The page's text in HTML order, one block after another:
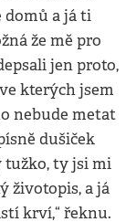
domů a já ti
že mě pro
jen proto,
kterých jsem
nebude metat
dušiček
tužko, ty jsi mi
životopis, a já
krví,“ řeknu.